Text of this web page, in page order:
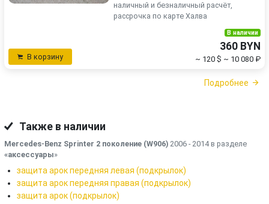
наличный и безналичный расчёт,
рассрочка по карте Халва
В корзину
В наличии
360 BYN
~ 120 $ ~ 10 080 ₽
Подробнее
Также в наличии
Mercedes-Benz Sprinter 2 поколение (W906) 2006 - 2014 в разделе
«аксессуары»
защита арок передняя левая (подкрылок)
защита арок передняя правая (подкрылок)
защита арок (подкрылок)